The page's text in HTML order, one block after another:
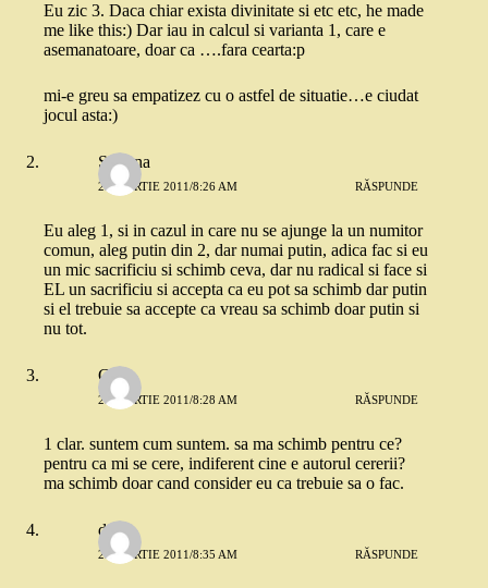
Eu zic 3. Daca chiar exista divinitate si etc etc, he made
me like this:) Dar iau in calcul si varianta 1, care e
asemanatoare, doar ca ….fara cearta:p
mi-e greu sa empatizez cu o astfel de situatie…e ciudat
jocul asta:)
Simona
29 MARTIE 2011/8:26 AM RĂSPUNDE
Eu aleg 1, si in cazul in care nu se ajunge la un numitor
comun, aleg putin din 2, dar numai putin, adica fac si eu
un mic sacrificiu si schimb ceva, dar nu radical si face si
EL un sacrificiu si accepta ca eu pot sa schimb dar putin
si el trebuie sa accepte ca vreau sa schimb doar putin si
nu tot.
Gee
29 MARTIE 2011/8:28 AM RĂSPUNDE
1 clar. suntem cum suntem. sa ma schimb pentru ce?
pentru ca mi se cere, indiferent cine e autorul cererii?
ma schimb doar cand consider eu ca trebuie sa o fac.
doina
29 MARTIE 2011/8:35 AM RĂSPUNDE